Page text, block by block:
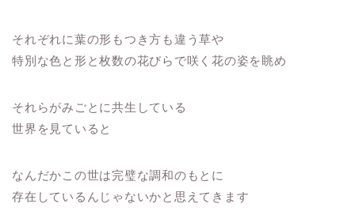
それぞれに葉の形もつき方も違う草や
特別な色と形と枚数の花びらで咲く花の姿を眺め
それらがみごとに共生している
世界を見ていると
なんだかこの世は完璧な調和のもとに
存在しているんじゃないかと思えてきます